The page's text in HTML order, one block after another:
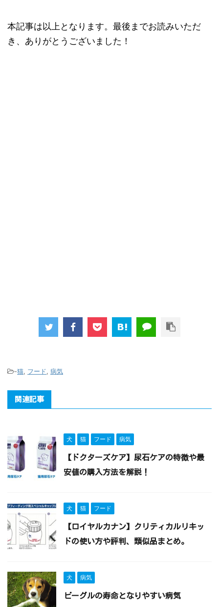
本記事は以上となります。最後までお読みいただ
き、ありがとうございました！
-猫, フード, 病気
関連記事
犬 猫 フード 病気
【ドクターズケア】尿石ケアの特徴や最
安値の購入方法を解説！
犬 猫 フード
【ロイヤルカナン】クリティカルリキッ
ドの使い方や評判、類似品まとめ。
犬 病気
ビーグルの寿命となりやすい病気